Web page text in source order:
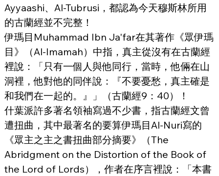
Ayyaashi、Al-Tubrusi，都認為今天穆斯林所用
的古蘭經並不完整！
伊瑪目Muhammad Ibn Ja'far在其著作《眾伊瑪
目》（Al-Imamah）中指，真主從沒有在古蘭經
裡說：「只有一個人與他同行，當時，他倆在山
洞裡，他對他的同伴說：『不要憂愁，真主確是
和我們在一起的。』」（古蘭經9：40）！
什葉派許多著名領袖寫過不少書，指古蘭經文曾
遭扭曲，其中最著名的要算伊瑪目Al-Nuri寫的
《眾主之主之書扭曲部分摘要》（The
Abridgment on the Distortion of the Book of
the Lord of Lords），作者在序言裡說：「本書